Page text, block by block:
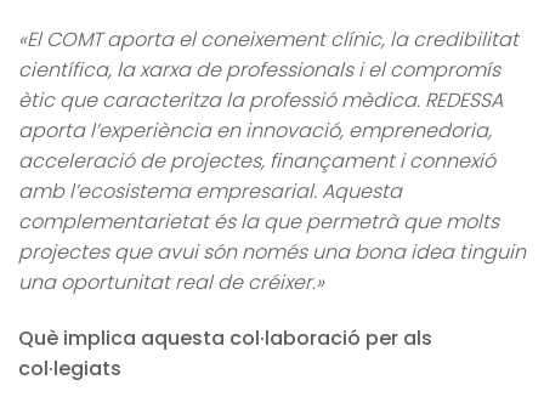
«El COMT aporta el coneixement clínic, la credibilitat
científica, la xarxa de professionals i el compromís
ètic que caracteritza la professió mèdica. REDESSA
aporta l’experiència en innovació, emprenedoria,
acceleració de projectes, finançament i connexió
amb l’ecosistema empresarial. Aquesta
complementarietat és la que permetrà que molts
projectes que avui són només una bona idea tinguin
una oportunitat real de créixer.»
Què implica aquesta col·laboració per als
col·legiats